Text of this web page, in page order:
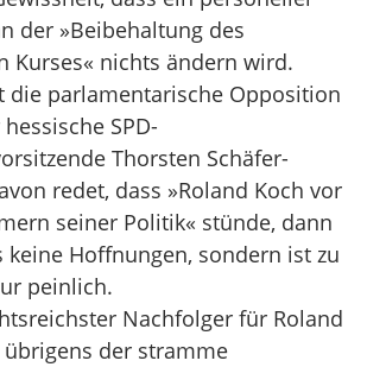
der »Beibehaltung des
Kurses« nichts ändern wird.
die parlamentarische Opposition
SPD-
Thorsten Schäfer-
redet, dass »Roland Koch vor
seiner Politik« stünde, dann
keine Hoffnungen, sondern ist zu
peinlich.
Nachfolger für Roland
der stramme